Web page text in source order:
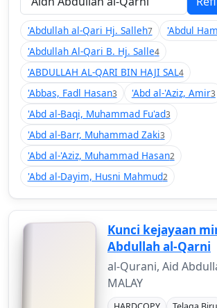
'Abdullah al-Qari Hj. Salleh7 'Abdul
'Abdullah Al-Qari B. Hj. Salle4
'ABDULLAH AL-QARI BIN HAJI SAL4
'Abbas, Fadl Hasan3 'Abd al-'Aziz, Amir3
'Abd al-Baqi, Muhammad Fu'ad3
'Abd al-Barr, Muhammad Zaki3
'Abd al-'Aziz, Muhammad Hasan2
'Abd al-Dayim, Husni Mahmud2
Kunci kejayaan
Abdullah al-Qarni
al-Qurani, Aid
MALAY